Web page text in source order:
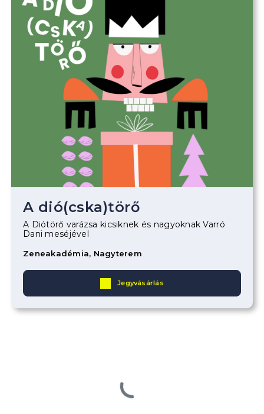
A dió(cska)törő
A Diótörő varázsa kicsiknek és nagyoknak Varró
Dani meséjével
Zeneakadémia, Nagyterem
Jegyvásárlás